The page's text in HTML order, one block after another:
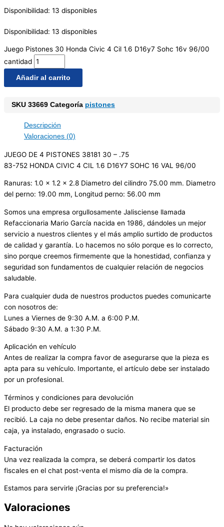
Disponibilidad: 13 disponibles
Disponibilidad: 13 disponibles
Juego Pistones 30 Honda Civic 4 Cil 1.6 D16y7 Sohc 16v 96/00
cantidad
Añadir al carrito
SKU 33669 Categoría pistones
Descripción
Valoraciones (0)
JUEGO DE 4 PISTONES 38181 30 – .75
83-752 HONDA CIVIC 4 CIL 1.6 D16Y7 SOHC 16 VAL 96/00
Ranuras: 1.0 x 1.2 x 2.8 Diametro del cilindro 75.00 mm. Diametro
del perno: 19.00 mm, Longitud perno: 56.00 mm
Somos una empresa orgullosamente Jalisciense llamada
Refaccionaria Mario García nacida en 1986, dándoles un mejor
servicio a nuestros clientes y el más amplio surtido de productos
de calidad y garantía. Lo hacemos no sólo porque es lo correcto,
sino porque creemos firmemente que la honestidad, confianza y
seguridad son fundamentos de cualquier relación de negocios
saludable.
Para cualquier duda de nuestros productos puedes comunicarte
con nosotros de:
Lunes a Viernes de 9:30 A.M. a 6:00 P.M.
Sábado 9:30 A.M. a 1:30 P.M.
Aplicación en vehículo
Antes de realizar la compra favor de asegurarse que la pieza es
apta para su vehículo. Importante, el artículo debe ser instalado
por un profesional.
Términos y condiciones para devolución
El producto debe ser regresado de la misma manera que se
recibió. La caja no debe presentar daños. No recibe material sin
caja, ya instalado, engrasado o sucio.
Facturación
Una vez realizada la compra, se deberá compartir los datos
fiscales en el chat post-venta el mismo día de la compra.
Estamos para servirle ¡Gracias por su preferencia!»
Valoraciones